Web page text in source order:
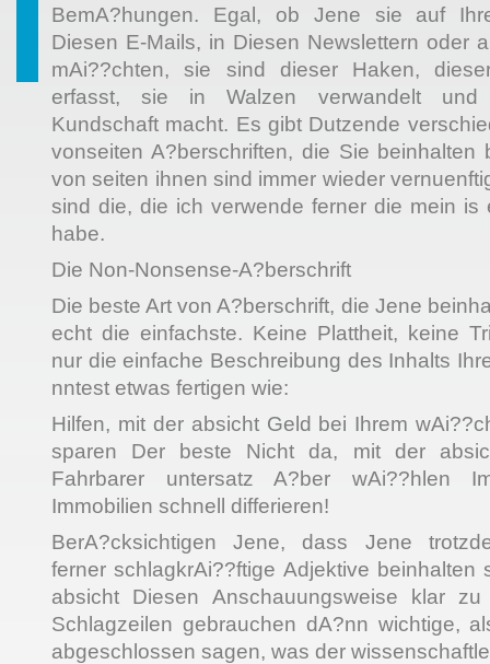
BemA?hungen. Egal, ob Jene sie auf
Diesen E-Mails, in Diesen Newslettern oder
mAi??chten, sie sind dieser Haken,
erfasst, sie in Walzen verwandelt und
Kundschaft macht. Es gibt Dutzende
vonseiten A?berschriften, die Sie beinhalten
von seiten ihnen sind immer wieder
sind die, die ich verwende ferner die mein is
habe.
Die Non-Nonsense-A?berschrift
Die beste Art von A?berschrift, die Jene
echt die einfachste. Keine Plattheit, keine
nur die einfache Beschreibung des Inhalts
nntest etwas fertigen wie:
Hilfen, mit der absicht Geld bei Ihrem
sparen Der beste Nicht da, mit der
Fahrbarer untersatz A?ber wAi??hlen
Immobilien schnell differieren!
BerA?cksichtigen Jene, dass Jene
ferner schlagkrAi??ftige Adjektive beinhalten
absicht Diesen Anschauungsweise klar
Schlagzeilen gebrauchen dA?nn wichtige,
abgeschlossen sagen, was der